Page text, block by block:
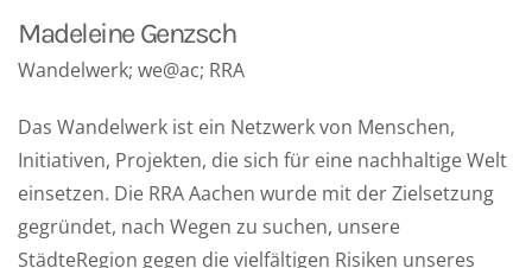
Madeleine Genzsch
Wandelwerk; we@ac; RRA
Das Wandelwerk ist ein Netzwerk von Menschen,
Initiativen, Projekten, die sich für eine nachhaltige Welt
einsetzen. Die RRA Aachen wurde mit der Zielsetzung
gegründet, nach Wegen zu suchen, unsere
StädteRegion gegen die vielfältigen Risiken unseres